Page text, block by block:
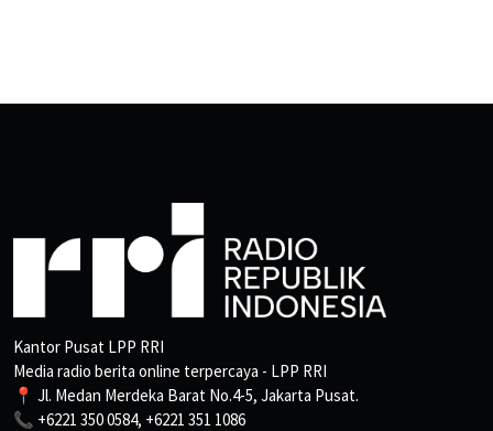
Kantor Pusat LPP RRI
Media radio berita online terpercaya - LPP RRI
📍 Jl. Medan Merdeka Barat No.4-5, Jakarta Pusat.
📞 +6221 350 0584, +6221 351 1086